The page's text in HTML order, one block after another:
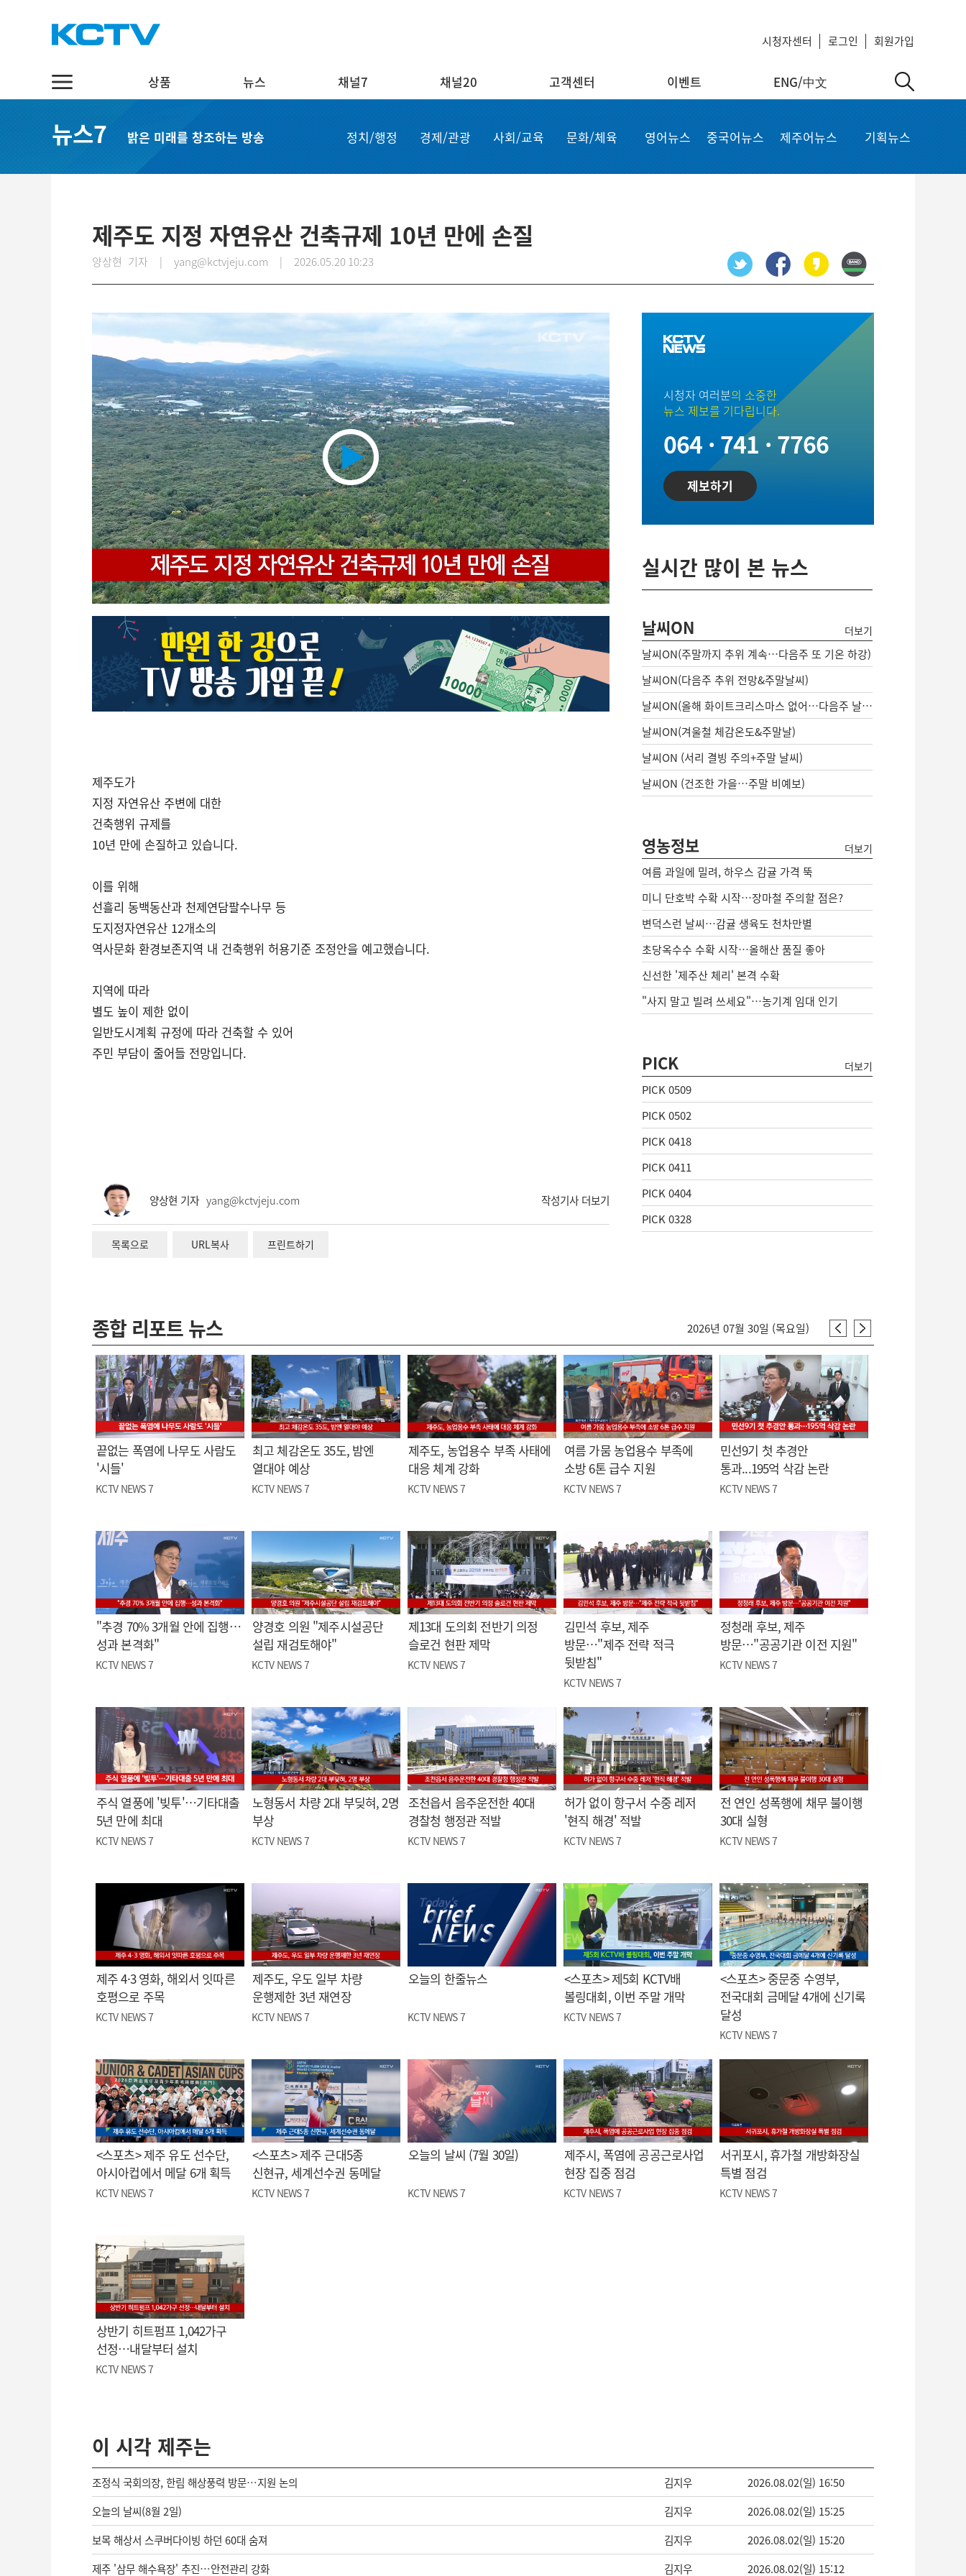
시청자센터 로그인 회원가입
상품 뉴스 채널7 채널20 고객센터 이벤트 ENG/中文
스마트 TV
스마트뷰앱
모바일 결합
케이블 광고
정치·행정
영어뉴스
중국어뉴스
실시간보기
자주하는 질문
Order now
회원정보 수정
공지사항
뉴스7 밝은 미래를 창조하는 방송 정치/행정 경제/관광 사회/교육 문화/체육 영어뉴스 중국어뉴스 제주어뉴스 기획뉴스
제주도 지정 자연유산 건축규제 10년 만에 손질
양상현 기자 | yang@kctvjeju.com | 2026.05.20 10:23
Play
Video
제주도가
지정 자연유산 주변에 대한
건축행위 규제를
10년 만에 손질하고 있습니다.
이를 위해
선흘리 동백동산과 천제연담팔수나무 등
도지정자연유산 12개소의
역사문화 환경보존지역 내 건축행위 허용기준 조정안을 예고했습니다.
지역에 따라
별도 높이 제한 없이
일반도시계획 규정에 따라 건축할 수 있어
주민 부담이 줄어들 전망입니다.
양상현 기자 yang@kctvjeju.com 작성기사 더보기
목록으로 URL복사 프린트하기
시청자 여러분의 소중한
뉴스 제보를 기다립니다.
064 · 741 · 7766
제보하기
실시간 많이 본 뉴스
날씨ON 더보기
날씨ON(주말까지 추위 계속…다음주 또 기온 하강)
날씨ON(다음주 추위 전망&주말날씨)
날씨ON(올해 화이트크리스마스 없어…다음주 날씨는?)
날씨ON(겨울철 체감온도&주말날)
날씨ON (서리 결빙 주의+주말 날씨)
날씨ON (건조한 가을…주말 비예보)
영농정보 더보기
여름 과일에 밀려, 하우스 감귤 가격 뚝
미니 단호박 수확 시작…장마철 주의할 점은?
변덕스런 날씨…감귤 생육도 천차만별
초당옥수수 수확 시작…올해산 품질 좋아
신선한 '제주산 체리' 본격 수확
"사지 말고 빌려 쓰세요"…농기계 임대 인기
PICK 더보기
PICK 0509
PICK 0502
PICK 0418
PICK 0411
PICK 0404
PICK 0328
종합 리포트 뉴스 2026년 07월 30일 (목요일)
끝없는 폭염에 나무도 사람도
'시들'
KCTV NEWS 7
최고 체감온도 35도, 밤엔
열대야 예상
KCTV NEWS 7
제주도, 농업용수 부족 사태에
대응 체계 강화
KCTV NEWS 7
여름 가뭄 농업용수 부족에
소방 6톤 급수 지원
KCTV NEWS 7
민선9기 첫 추경안
통과...195억 삭감 논란
KCTV NEWS 7
"추경 70% 3개월 안에 집행…
성과 본격화"
KCTV NEWS 7
양경호 의원 "제주시설공단
설립 재검토해야"
KCTV NEWS 7
제13대 도의회 전반기 의정
슬로건 현판 제막
KCTV NEWS 7
김민석 후보, 제주
방문…"제주 전략 적극
뒷받침"
KCTV NEWS 7
정청래 후보, 제주
방문…"공공기관 이전 지원"
KCTV NEWS 7
주식 열풍에 '빚투'…기타대출
5년 만에 최대
KCTV NEWS 7
노형동서 차량 2대 부딪혀, 2명
부상
KCTV NEWS 7
조천읍서 음주운전한 40대
경찰청 행정관 적발
KCTV NEWS 7
허가 없이 항구서 수중 레저
'현직 해경' 적발
KCTV NEWS 7
전 연인 성폭행에 채무 불이행
30대 실형
KCTV NEWS 7
제주 4·3 영화, 해외서 잇따른
호평으로 주목
KCTV NEWS 7
제주도, 우도 일부 차량
운행제한 3년 재연장
KCTV NEWS 7
오늘의 한줄뉴스
KCTV NEWS 7
<스포츠> 제5회 KCTV배
볼링대회, 이번 주말 개막
KCTV NEWS 7
<스포츠> 중문중 수영부,
전국대회 금메달 4개에 신기록
달성
KCTV NEWS 7
<스포츠> 제주 유도 선수단,
아시아컵에서 메달 6개 획득
KCTV NEWS 7
<스포츠> 제주 근대5종
신현규, 세계선수권 동메달
KCTV NEWS 7
오늘의 날씨 (7월 30일)
KCTV NEWS 7
제주시, 폭염에 공공근로사업
현장 집중 점검
KCTV NEWS 7
서귀포시, 휴가철 개방화장실
특별 점검
KCTV NEWS 7
상반기 히트펌프 1,042가구
선정…내달부터 설치
KCTV NEWS 7
이 시각 제주는
조정식 국회의장, 한림 해상풍력 방문…지원 논의 김지우
2026.08.02(일) 16:50
오늘의 날씨(8월 2일)
김지우
2026.08.02(일) 15:25
보목 해상서 스쿠버다이빙 하던 60대 숨져
김지우
2026.08.02(일) 15:20
제주 '삼무 해수욕장' 추진…안전관리 강화
김지우 2026.08.02(일) 15:12